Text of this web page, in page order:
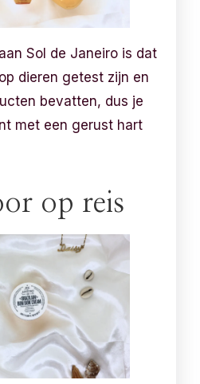
Sol de Janeiro is dat
dieren getest zijn en
bevatten, dus je
met een gerust hart
op reis